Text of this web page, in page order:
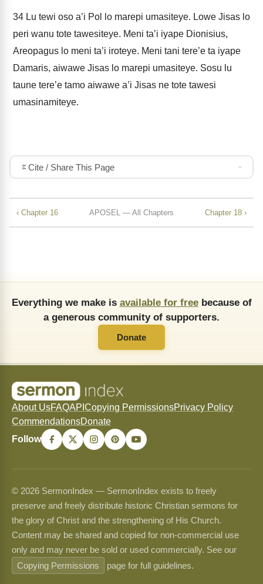
34 Lu tewi oso a’i Pol lo marepi umasiteye. Lowe Jisas lo
peri wanu tote tawesiteye. Meni ta’i iyape Dionisius,
Areopagus lo meni ta’i iroteye. Meni tani tere’e ta iyape
Damaris, aiwawe Jisas lo marepi umasiteye. Sosu lu
taune tere’e tamo aiwawe a’i Jisas ne tote tawesi
umasinamiteye.
Cite / Share This Page
‹ Chapter 16 APOSEL — All Chapters Chapter 18 ›
Everything we make is available for freebecause of
a generous community of supporters.
Donate
About UsFAQAPI Copying PermissionsPrivacy Policy
CommendationsDonate
Follow
© 2026 SermonIndex — SermonIndex exists to freely
preserve and freely distribute historic Christian sermons for
the glory of Christ and the strengthening of His Church.
Content may be shared and copied for non-commercial use
only and may never be sold or used commercially. See our
Copying Permissions
page for full guidelines.